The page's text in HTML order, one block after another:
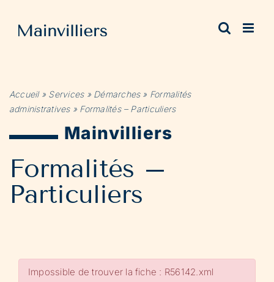
contenu
Accueil» Services» Démarches» Formalités
administratives» Formalités – Particuliers
Mainvilliers
Formalités –
Particuliers
Impossible de trouver la fiche : R56142.xml